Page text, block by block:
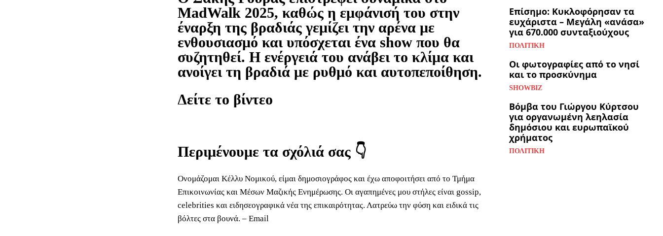
MadWalk 2025, καθώς η εμφάνισή του στην
έναρξη της βραδιάς γεμίζει την αρένα με
ενθουσιασμό και υπόσχεται ένα show που θα
συζητηθεί. Η ενέργειά του ανάβει το κλίμα και
ανοίγει τη βραδιά με ρυθμό και αυτοπεποίθηση.
Δείτε το βίντεο
Περιμένουμε τα σχόλιά σας 👇
Ονομάζομαι Κέλλυ Νομικού, είμαι δημοσιογράφος και έχω αποφοιτήσει από το Τμήμα
Επικοινωνίας και Μέσων Μαζικής Ενημέρωσης. Οι αγαπημένες μου στήλες είναι gossip,
celebrities και ειδησεογραφικά νέα της επικαιρότητας. Λατρεύω την φύση και ειδικά τις
βόλτες στα βουνά. – Email
Επίσημο: Κυκλοφόρησαν τα
ευχάριστα – Μεγάλη «ανάσα»
για 670.000 συνταξιούχους
ΠΟΛΙΤΙΚΉ
Οι φωτογραφίες από το νησί
και το προσκύνημα
SHOWBIZ
Βόμβα του Γιώργου Κύρτσου
για οργανωμένη λεηλασία
δημόσιου και ευρωπαϊκού
χρήματος
ΠΟΛΙΤΙΚΉ